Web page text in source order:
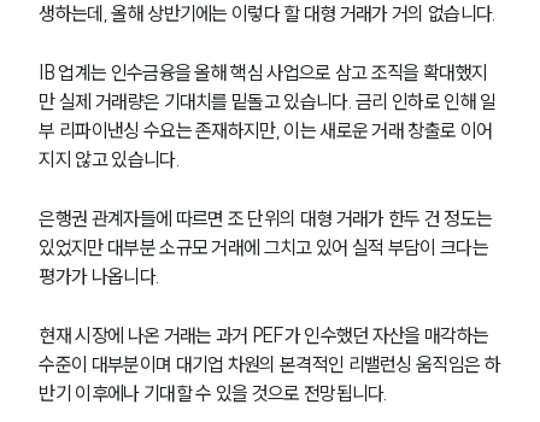
생하는데, 올해 상반기에는 이렇다 할 대형 거래가 거의 없습니다.
IB 업계는 인수금융을 올해 핵심 사업으로 삼고 조직을 확대했지
만 실제 거래량은 기대치를 밑돌고 있습니다. 금리 인하로 인해 일
부 리파이낸싱 수요는 존재하지만, 이는 새로운 거래 창출로 이어
지지 않고 있습니다.
은행권 관계자들에 따르면 조 단위의 대형 거래가 한두 건 정도는
있었지만 대부분 소규모 거래에 그치고 있어 실적 부담이 크다는
평가가 나옵니다.
현재 시장에 나온 거래는 과거 PEF가 인수했던 자산을 매각하는
수준이 대부분이며 대기업 차원의 본격적인 리밸런싱 움직임은 하
반기 이후에나 기대할 수 있을 것으로 전망됩니다.